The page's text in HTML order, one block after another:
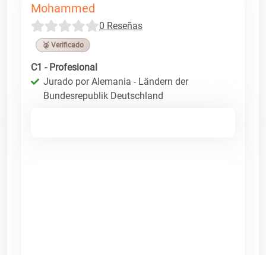
Mohammed
0 Reseñas
🥉 Verificado
C1 - Profesional
Jurado por Alemania - Ländern der
Bundesrepublik Deutschland